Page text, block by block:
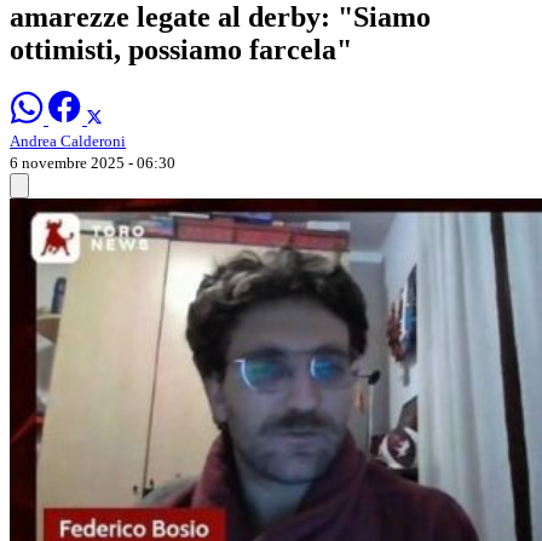
amarezze legate al derby: "Siamo
ottimisti, possiamo farcela"
Andrea Calderoni
6 novembre 2025 - 06:30